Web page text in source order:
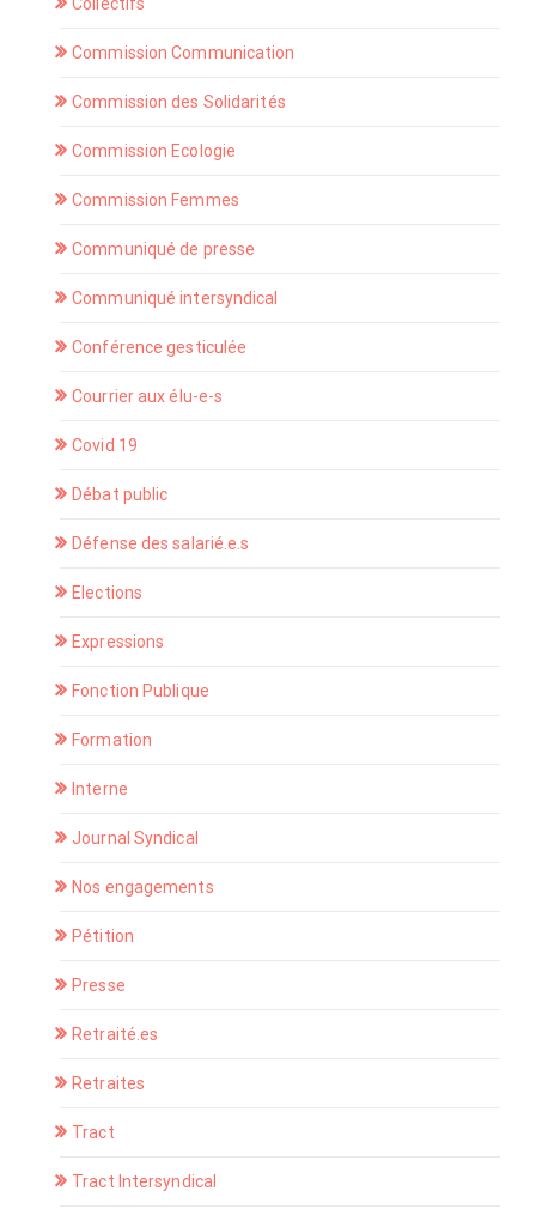
Collectifs
Commission Communication
Commission des Solidarités
Commission Ecologie
Commission Femmes
Communiqué de presse
Communiqué intersyndical
Conférence gesticulée
Courrier aux élu-e-s
Covid 19
Débat public
Défense des salarié.e.s
Elections
Expressions
Fonction Publique
Formation
Interne
Journal Syndical
Nos engagements
Pétition
Presse
Retraité.es
Retraites
Tract
Tract Intersyndical